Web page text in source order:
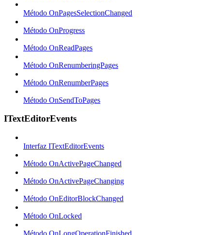
Método OnPagesSelectionChanged
Método OnProgress
Método OnReadPages
Método OnRenumberingPages
Método OnRenumberPages
Método OnSendToPages
ITextEditorEvents
Interfaz ITextEditorEvents
Método OnActivePageChanged
Método OnActivePageChanging
Método OnEditorBlockChanged
Método OnLocked